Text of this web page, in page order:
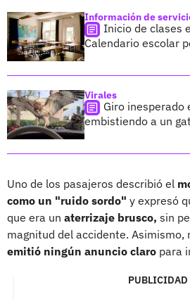
Información de
Inicio de clases
Calendario escolar
Virales
Giro inesperado
embistiendo a un
Uno de los pasajeros describió el
como un "ruido sordo" y expresó
que era un aterrizaje brusco, sin
magnitud del accidente. Asimismo,
emitió ningún anuncio claro para
PUBLICIDAD